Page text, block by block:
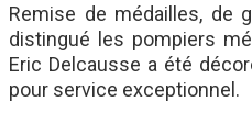
Remise de médailles, de
distingué les pompiers
Eric Delcausse a été
pour service exceptionnel.